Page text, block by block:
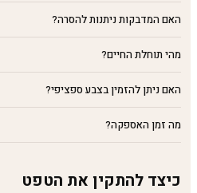
האם המדבקות ניתנות להסרה?
מהי תוחלת החיים?
האם ניתן להזמין בצבע ספציפי?
מה זמן האספקה?
כיצד להתקין את הטפט